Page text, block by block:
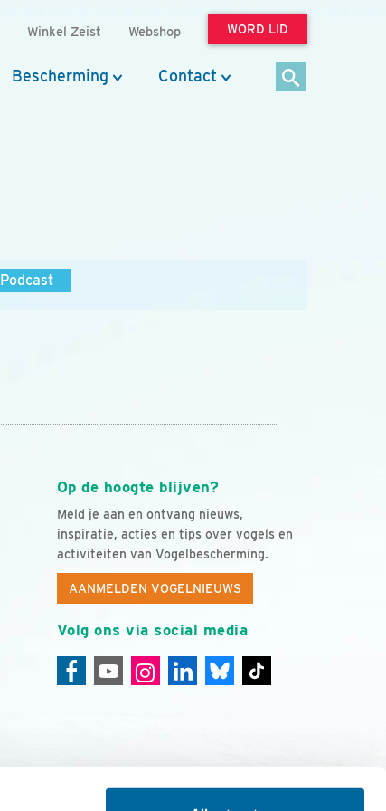
Winkel Zeist Webshop WORD LID
Bescherming Contact
Podcast
Op de hoogte blijven?
Meld je aan en ontvang nieuws,
inspiratie, acties en tips over vogels en
activiteiten van Vogelbescherming.
AANMELDEN VOGELNIEUWS
Volg ons via social media